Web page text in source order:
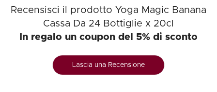
Recensisci il prodotto Yoga Magic Banana
Cassa Da 24 Bottiglie x 20cl
In regalo un coupon del 5% di sconto
Lascia una Recensione